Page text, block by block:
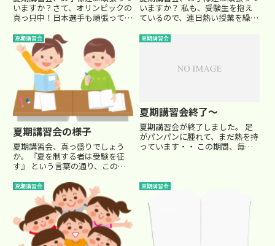
いますか？さて、オリンピックの
真っ只中！日本選手も頑張ってい
48キロ級の谷亮子。 格好よかっ
た、柔道男子66キロ級の内柴正
人。なんと２大会連続の金メダル
です。 彼は、「僕は勝たなき...
いますか？ 私も、受験生を抱え
ているので、連日熱い授業を繰り
さんから相談を受けました。うち
うのがあります。 塾の講習会を...
夏期講習会
夏期講習会の様子
夏期講習会、真っ盛りでしょう
か。『夏を制する者は受験を征
す』 という言葉の通り、この夏
右するといっても過言ではありま
せんね。 模擬テストの結果は何
のその。この夏の頑張りでいくら
でも挽回できます！ そんな話を
しな...
夏期講習会
夏期講習会終了～
夏期講習会が終了しました。 足
がパンパンに腫れて、まだ熱を持
っています・・ この期間、毎晩
たとは思うのですが・・・ この
つ...
夏期講習会 夏期講習会